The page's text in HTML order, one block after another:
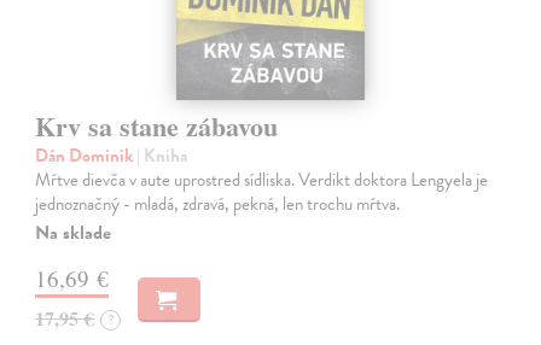
Krv sa stane zábavou
Dán Dominik| Kniha
Mŕtve dievča v aute uprostred sídliska. Verdikt doktora Lengyela je
jednoznačný - mladá, zdravá, pekná, len trochu mŕtva.
Na sklade
16,69 €
17,95 € ?